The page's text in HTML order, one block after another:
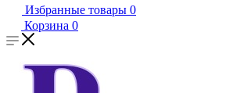
Избранные товары 0
Корзина 0